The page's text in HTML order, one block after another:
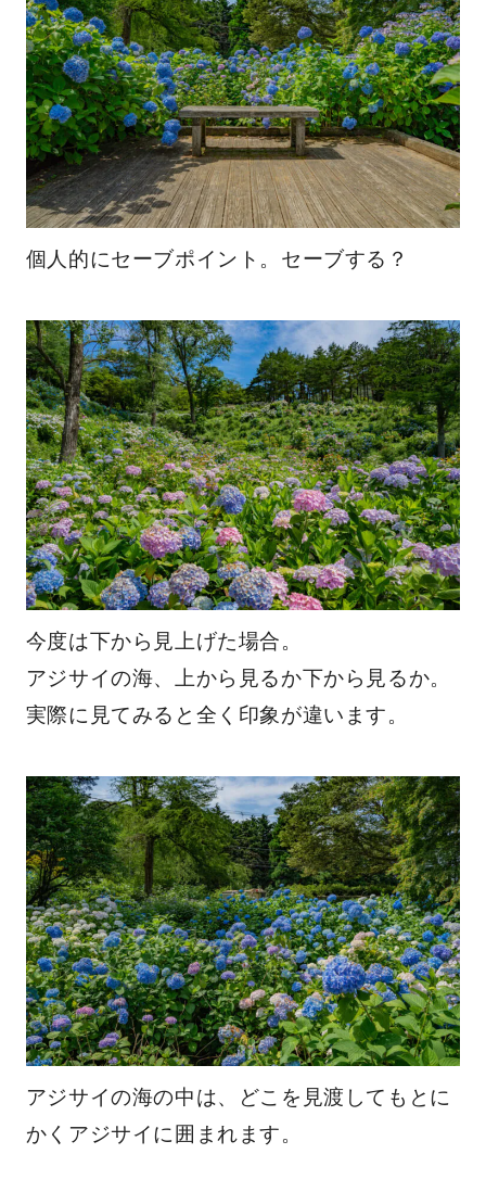
個人的にセーブポイント。セーブする？
今度は下から見上げた場合。
アジサイの海、上から見るか下から見るか。
実際に見てみると全く印象が違います。
アジサイの海の中は、どこを見渡してもとに
かくアジサイに囲まれます。